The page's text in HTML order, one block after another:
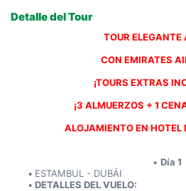
Detalle del Tour
TOUR ELEGANTE
CON EMIRATES
¡TOURS EXTRAS
¡3 ALMUERZOS + 1
ALOJAMIENTO EN HOTEL
Día 1
ESTAMBUL - DUBÁI
DETALLES DEL VUELO: